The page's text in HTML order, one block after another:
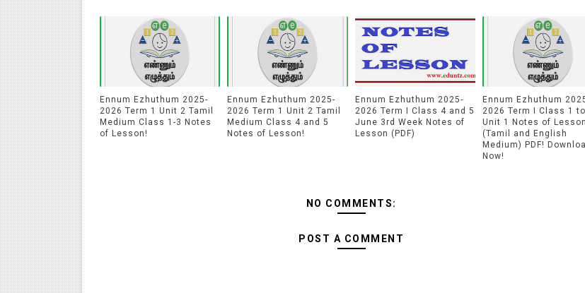
Ennum Ezhuthum 2025-
2026 Term 1 Unit 2 Tamil
Medium Class 1-3 Notes
of Lesson!
Ennum Ezhuthum 2025-
2026 Term 1 Unit 2 Tamil
Medium Class 4 and 5
Notes of Lesson!
Ennum Ezhuthum 2025-
2026 Term I Class 4 and 5
June 3rd Week Notes of
Lesson (PDF)
Ennum Ezhuthum
2026 Term I Class 1
Unit 1 Notes of Lesson
(Tamil and English
Medium) PDF!
Now!
NO COMMENTS:
POST A COMMENT